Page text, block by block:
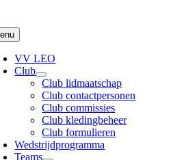
VV LEO
Club
Club lidmaatschap
Club contactpersonen
Club commissies
Club kledingbeheer
Club formulieren
Wedstrijdprogramma
Teams